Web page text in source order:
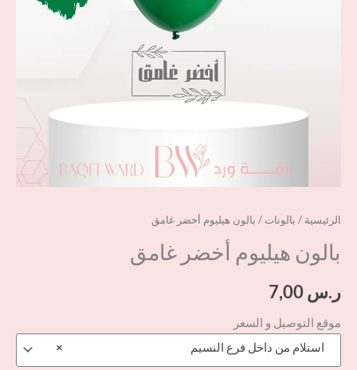
الرئيسية / بالونات / بالون هيليوم أخضر غامق
بالون هيليوم أخضر غامق
ر.س
موقع التوصيل و السعر
×
استلام من داخل فرع النسيم